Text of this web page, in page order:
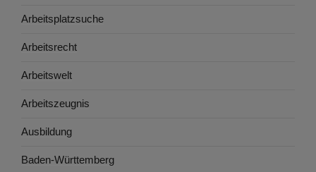
Arbeitsplatzsuche
Arbeitsrecht
Arbeitswelt
Arbeitszeugnis
Ausbildung
Baden-Württemberg